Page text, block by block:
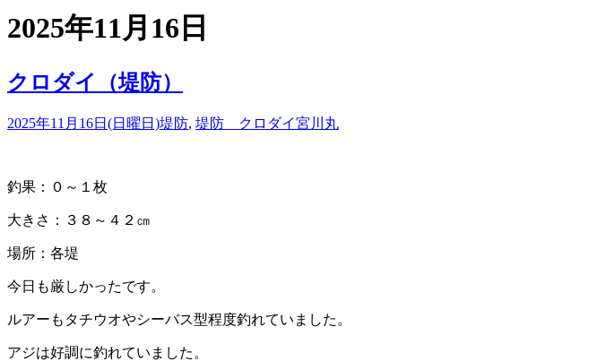
2025年11月16日
クロダイ（堤防）
2025年11月16日(日曜日)堤防, 堤防 クロダイ宮川丸
釣果：０～１枚
大きさ：３８～４２㎝
場所：各堤
今日も厳しかったです。
ルアーもタチウオやシーバス型程度釣れていました。
アジは好調に釣れていました。